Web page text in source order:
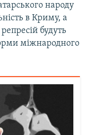
народу
в Криму, а
будуть
міжнародного